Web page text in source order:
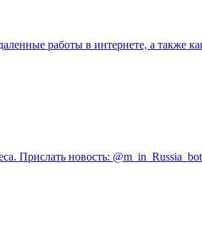
работы в интернете, а также
Прислать новость: